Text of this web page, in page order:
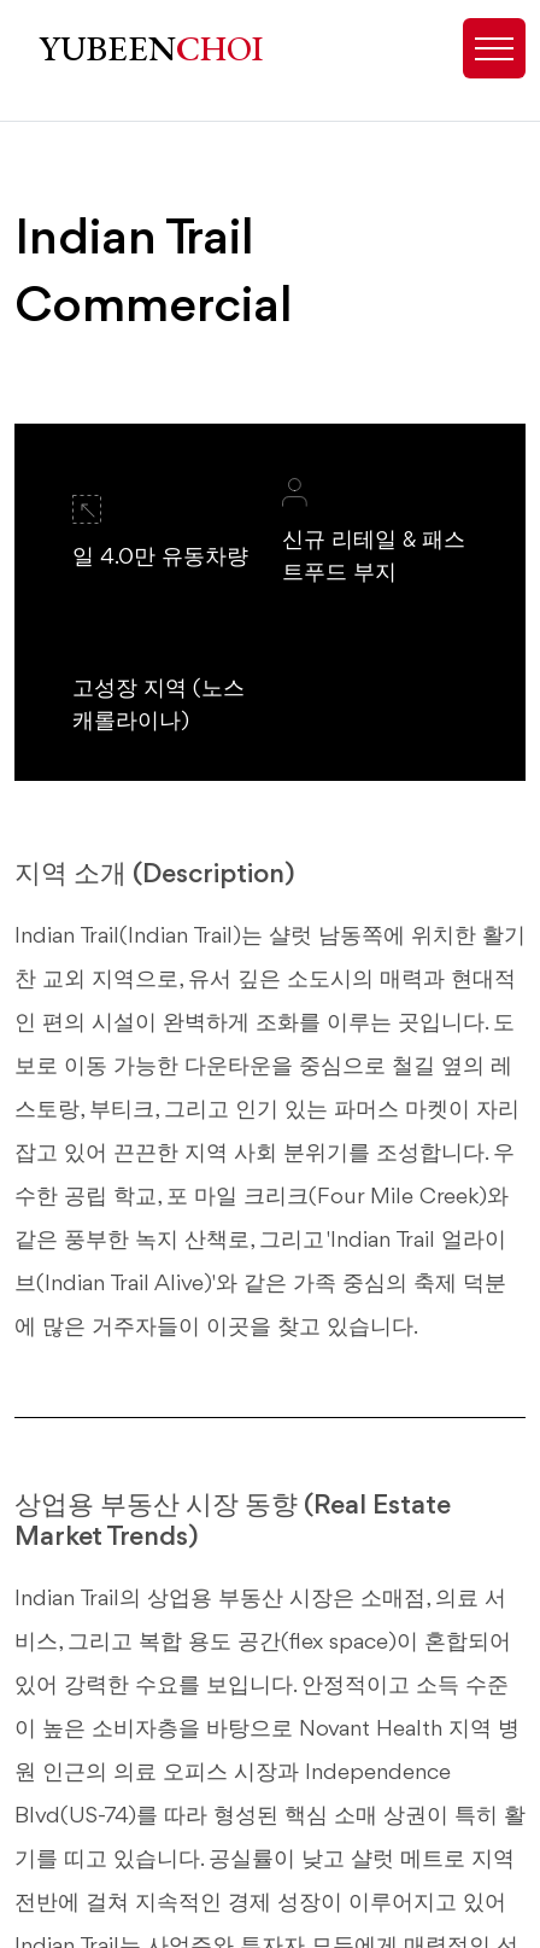
Indian Trail, NC Homes for Sale -
YUBEENCHOI
Indian Trail
Commercial
일 4.0만 유동차량
신규 리테일 & 패스
트푸드 부지
고성장 지역 (노스
캐롤라이나)
지역 소개 (Description)
Indian Trail(Indian Trail)는 샬럿 남동쪽에 위치한 활기
찬 교외 지역으로, 유서 깊은 소도시의 매력과 현대적
인 편의 시설이 완벽하게 조화를 이루는 곳입니다. 도
보로 이동 가능한 다운타운을 중심으로 철길 옆의 레
스토랑, 부티크, 그리고 인기 있는 파머스 마켓이 자리
잡고 있어 끈끈한 지역 사회 분위기를 조성합니다. 우
수한 공립 학교, 포 마일 크리크(Four Mile Creek)와
같은 풍부한 녹지 산책로, 그리고 'Indian Trail 얼라이
브(Indian Trail Alive)'와 같은 가족 중심의 축제 덕분
에 많은 거주자들이 이곳을 찾고 있습니다.
상업용 부동산 시장 동향 (Real Estate
Market Trends)
Indian Trail의 상업용 부동산 시장은 소매점, 의료 서
비스, 그리고 복합 용도 공간(flex space)이 혼합되어
있어 강력한 수요를 보입니다. 안정적이고 소득 수준
이 높은 소비자층을 바탕으로 Novant Health 지역 병
원 인근의 의료 오피스 시장과 Independence
Blvd(US-74)를 따라 형성된 핵심 소매 상권이 특히 활
기를 띠고 있습니다. 공실률이 낮고 샬럿 메트로 지역
전반에 걸쳐 지속적인 경제 성장이 이루어지고 있어